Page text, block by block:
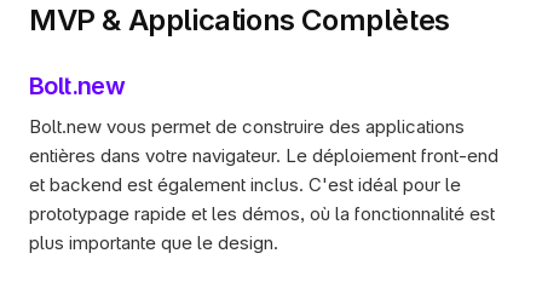
MVP & Applications Complètes
Bolt.new
Bolt.new vous permet de construire des applications
entières dans votre navigateur. Le déploiement front-end
et backend est également inclus. C'est idéal pour le
prototypage rapide et les démos, où la fonctionnalité est
plus importante que le design.